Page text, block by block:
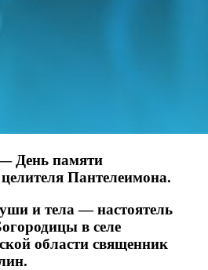
— День памяти
Пантелеимона.
и тела — настоятель
в селе
области священник